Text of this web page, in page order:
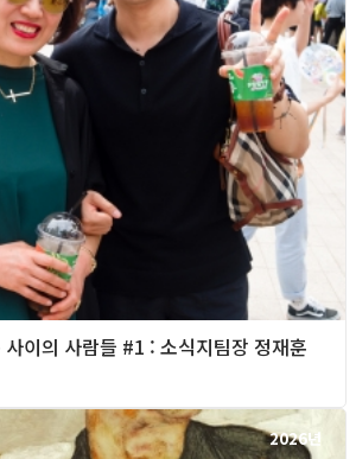
이의 사람들 #1 : 소식지팀장 정재훈
2026년